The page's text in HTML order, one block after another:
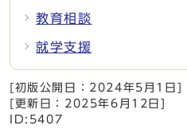
教育相談
就学支援
[初版公開日： 2024年5月1日
[更新日： 2025年6月12日
ID:5407